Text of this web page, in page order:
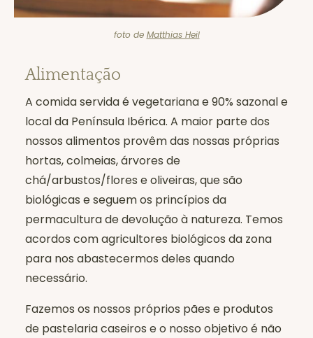
Alimentação
A comida servida é vegetariana e 90% sazonal e
local da Península Ibérica. A maior parte dos
nossos alimentos provêm das nossas próprias
hortas, colmeias, árvores de
chá/arbustos/flores e oliveiras, que são
biológicas e seguem os princípios da
permacultura de devolução à natureza. Temos
acordos com agricultores biológicos da zona
para nos abastecermos deles quando
necessário.
Fazemos os nossos próprios pães e produtos
de pastelaria caseiros e o nosso objetivo é não
foto de Matthias Heil